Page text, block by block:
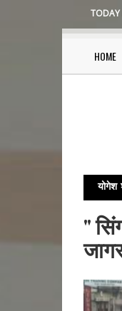
TODAY
Main
HOME
योगेश
"